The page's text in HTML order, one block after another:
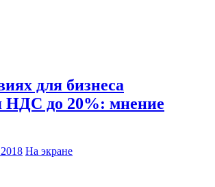
для бизнеса
до 20%: мнение
На экране